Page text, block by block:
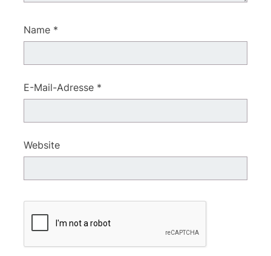
Name *
E-Mail-Adresse *
Website